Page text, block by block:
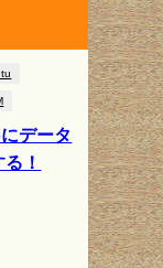
データ
！